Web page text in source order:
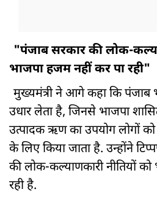
"पंजाब सरकार की लोक-
भाजपा हजम नहीं कर पा रही"
मुख्यमंत्री ने आगे कहा कि पंजाब
उधार लेता है, जिनसे भाजपा
उत्पादक ऋण का उपयोग लोगों
के लिए किया जाता है. उन्होंने
की लोक-कल्याणकारी नीतियों
रही है.